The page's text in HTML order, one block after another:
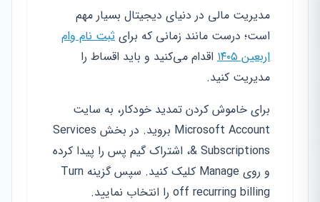
مدیریت مالی در دنیای دیجیتال بسیار مهم
است؛ درست مانند زمانی که برای ثبت نام وام
اربعین ۱۴۰۵
اقدام می‌کنید و باید اقساط را
مدیریت کنید.
برای خاموش کردن تمدید خودکار، به سایت
Microsoft Account بروید. در بخش Services
& Subscriptions، اشتراک گیم پس را پیدا کرده
و روی Manage کلیک کنید. سپس گزینه Turn
off recurring billing را انتخاب نمایید.